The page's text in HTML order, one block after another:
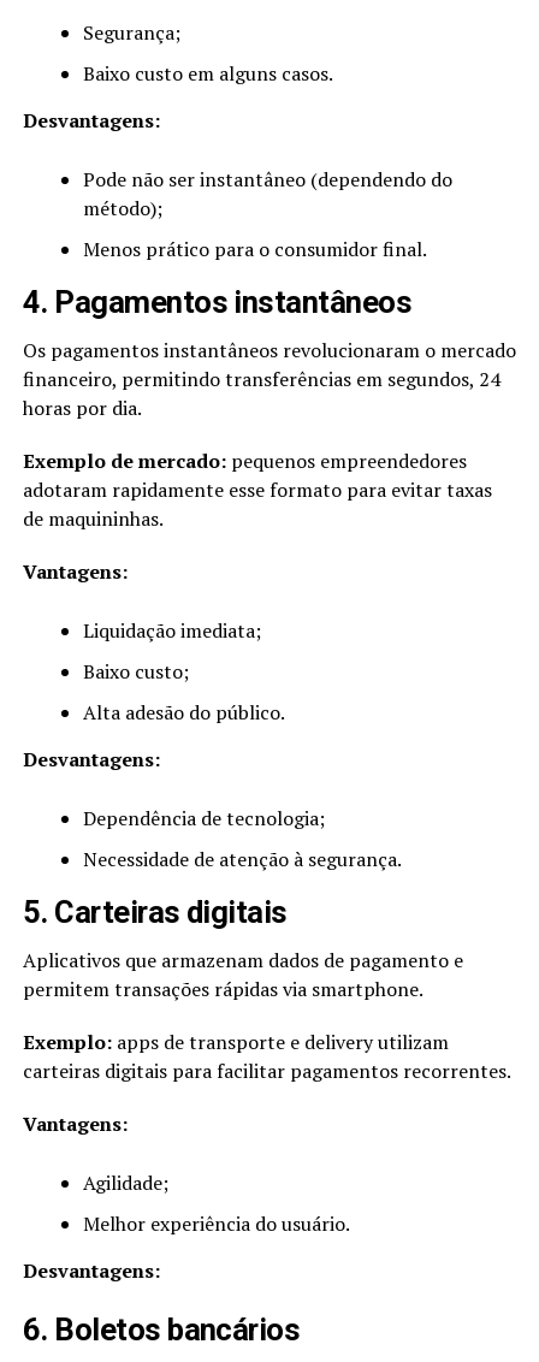
Segurança;
Baixo custo em alguns casos.
Desvantagens:
Pode não ser instantâneo (dependendo do
método);
Menos prático para o consumidor final.
4. Pagamentos instantâneos
Os pagamentos instantâneos revolucionaram o mercado
financeiro, permitindo transferências em segundos, 24
horas por dia.
Exemplo de mercado:pequenos empreendedores
adotaram rapidamente esse formato para evitar taxas
de maquininhas.
Vantagens:
Liquidação imediata;
Baixo custo;
Alta adesão do público.
Desvantagens:
Dependência de tecnologia;
Necessidade de atenção à segurança.
5. Carteiras digitais
Aplicativos que armazenam dados de pagamento e
permitem transações rápidas via smartphone.
Exemplo:apps de transporte e delivery utilizam
carteiras digitais para facilitar pagamentos recorrentes.
Vantagens:
Agilidade;
Melhor experiência do usuário.
Desvantagens:
6. Boletos bancários